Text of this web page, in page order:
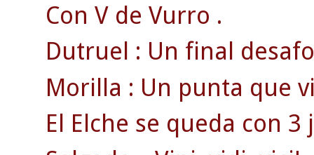
Con V de Vurro .
Dutruel : Un final
Morilla : Un punta que
El Elche se queda con